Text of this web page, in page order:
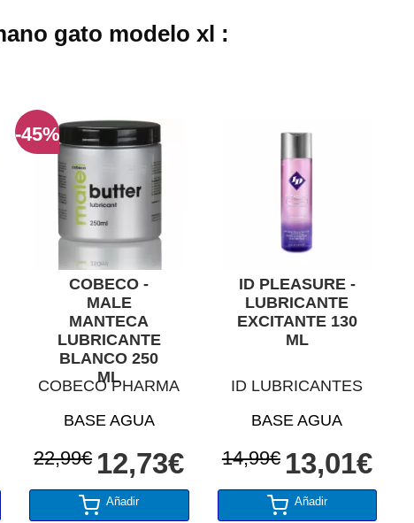
gato modelo xl :
COBECO -
MALE
MANTECA
LUBRICANTE
BLANCO 250
ML
COBECO PHARMA
BASE AGUA
22,99€ 12,73€
Añadir
-45%
ID PLEASURE -
LUBRICANTE
EXCITANTE 130
ML
ID LUBRICANTES
BASE AGUA
14,99€ 13,01€
Añadir